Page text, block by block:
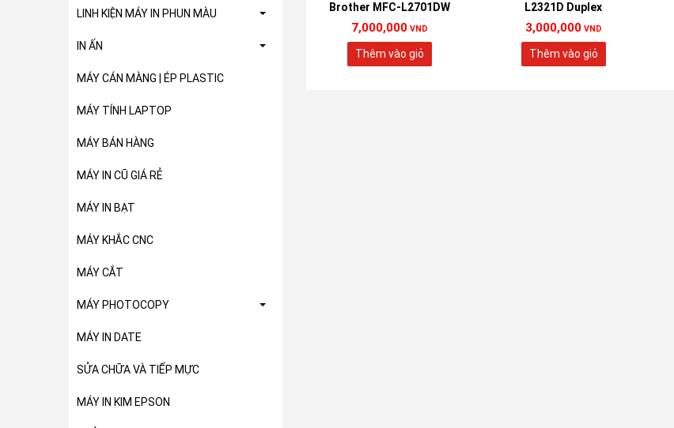
LINH KIỆN MÁY IN PHUN MÀU
IN ẤN
MÁY CÁN MÀNG | ÉP PLASTIC
MÁY TÍNH LAPTOP
MÁY BÁN HÀNG
MÁY IN CŨ GIÁ RẺ
MÁY IN BẠT
MÁY KHẮC CNC
MÁY CẮT
MÁY PHOTOCOPY
MÁY IN DATE
SỬA CHỮA VÀ TIẾP MỰC
MÁY IN KIM EPSON
Brother MFC-L2701DW
7,000,000 VND
Thêm vào giỏ
L2321D Duplex
3,000,000 VND
Thêm vào giỏ